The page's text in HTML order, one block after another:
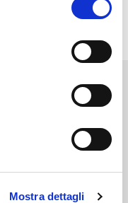
Mostra dettagli